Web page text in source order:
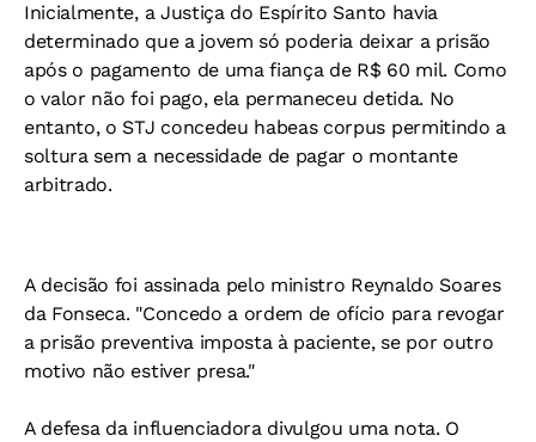
Inicialmente, a Justiça do Espírito Santo havia
determinado que a jovem só poderia deixar a prisão
após o pagamento de uma fiança de R$ 60 mil. Como
o valor não foi pago, ela permaneceu detida. No
entanto, o STJ concedeu habeas corpus permitindo a
soltura sem a necessidade de pagar o montante
arbitrado.
A decisão foi assinada pelo ministro Reynaldo Soares
da Fonseca. "Concedo a ordem de ofício para revogar
a prisão preventiva imposta à paciente, se por outro
motivo não estiver presa."
A defesa da influenciadora divulgou uma nota. O